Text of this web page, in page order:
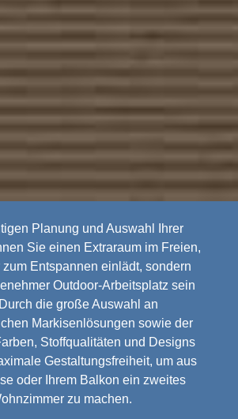
Planung und Auswahl Ihrer
Sie einen Extraraum im Freien,
Entspannen einlädt, sondern
Outdoor-Arbeitsplatz sein
die große Auswahl an
Markisenlösungen sowie der
Stoffqualitäten und Designs
Gestaltungsfreiheit, um aus
oder Ihrem Balkon ein zweites
zu machen.